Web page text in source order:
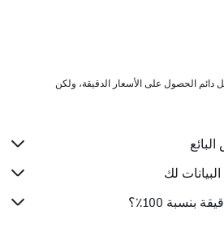
لك
بنسبة 100٪؟